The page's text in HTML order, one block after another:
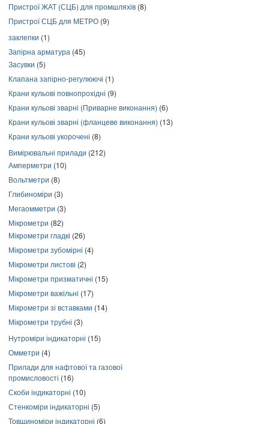
Пристрої ЖАТ (СЦБ) для промшляхів (8)
Пристрої СЦБ для МЕТРО (9)
заклепки (1)
Запірна арматура (45)
Засувки (5)
Клапана запірно-регулюючі (1)
Крани кульові повнопрохідні (9)
Крани кульові зварні (Приварне виконання) (6)
Крани кульові зварні (фланцеве виконання) (13)
Крани кульові укорочені (8)
Вимірювальні прилади (212)
Амперметри (10)
Вольтметри (8)
Глибиноміри (3)
Мегаомметри (3)
Мікрометри (82)
Мікрометри гладкі (26)
Мікрометри зубомірні (4)
Мікрометри листові (2)
Мікрометри призматичні (15)
Мікрометри важільні (17)
Мікрометри зі вставками (14)
Мікрометри трубні (3)
Нутроміри індикаторні (15)
Омметри (4)
Прилади для нафтової та газової
промисловості (16)
Скоби індикаторні (10)
Стенкоміри індикаторні (5)
Товщиноміри індикаторні (6)